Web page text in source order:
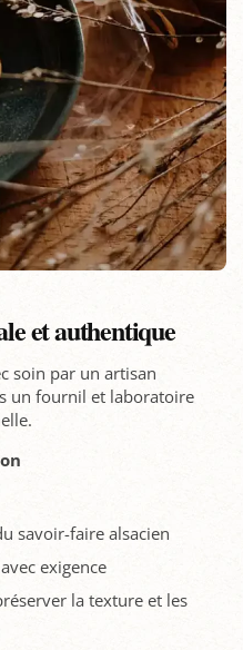
et authentique
soin par un artisan
un fournil et laboratoire
savoir-faire alsacien
exigence
la texture et les